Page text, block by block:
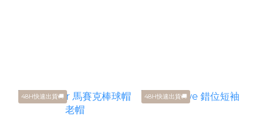
48H快速出貨🚚 48H快速出貨🚚